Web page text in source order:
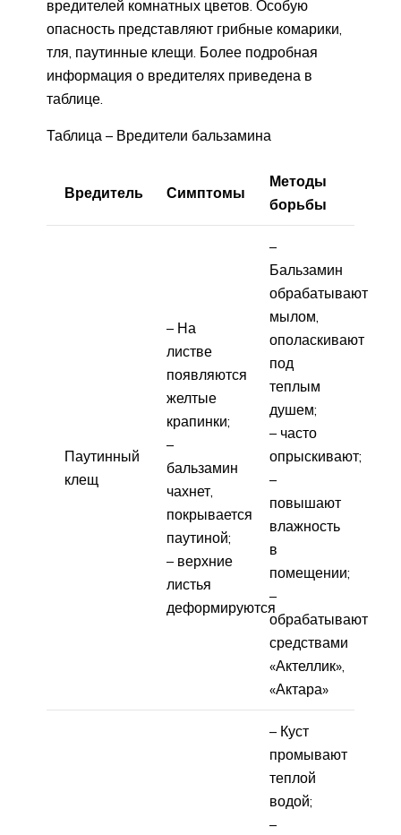
вредителей комнатных цветов. Особую
опасность представляют грибные комарики,
тля, паутинные клещи. Более подробная
информация о вредителях приведена в
таблице.
Таблица – Вредители бальзамина
Вредитель Симптомы
Методы
борьбы
Паутинный
клещ
– На
листве
появляются
желтые
крапинки;
–
бальзамин
чахнет,
покрывается
паутиной;
– верхние
листья
деформируются
–
Бальзамин
обрабатывают
мылом,
ополаскивают
под
теплым
душем;
– часто
опрыскивают;
–
повышают
влажность
в
помещении;
–
обрабатывают
средствами
«Актеллик»,
«Актара»
– Куст
промывают
теплой
водой;
–